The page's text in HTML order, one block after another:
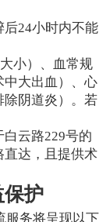
24小时内不能
小）、血常规
中大出血）、心
除阴道炎）。若
云路229号的
直达，且提供术
保护
服务将呈现以下